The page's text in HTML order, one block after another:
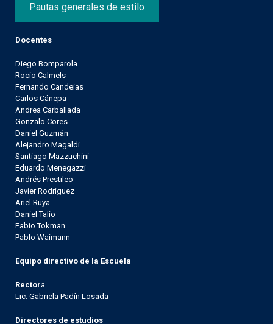
Pautas generales de estilo
Docentes
Diego Bomparola
Rocío Calmels
Fernando Candeias
Carlos Cánepa
Andrea Carballada
Gonzalo Cores
Daniel Guzmán
Alejandro Magaldi
Santiago Mazzuchini
Eduardo Menegazzi
Andrés Prestileo
Javier Rodríguez
Ariel Ruya
Daniel Talio
Fabio Tokman
Pablo Waimann
Equipo directivo de la Escuela
Rectora
Lic. Gabriela Padín Losada
Directores de estudios